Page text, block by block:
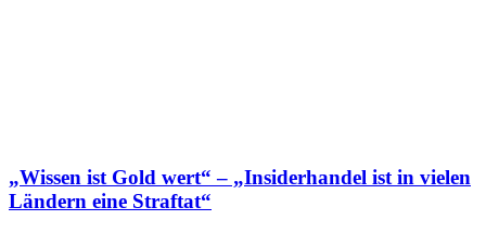
„Wissen ist Gold wert“ – „Insiderhandel ist in vielen
Ländern eine Straftat“